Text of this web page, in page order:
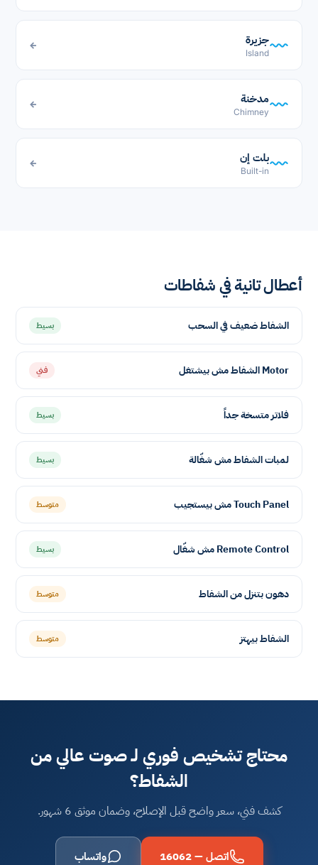
جزيرة
Island
←
مدخنة
Chimney
←
بلت إن
Built-in
←
أعطال تانية في شفاطات
الشفاط ضعيف في السحب بسيط
Motor الشفاط مش بيشتغل فني
فلاتر متسخة جداً بسيط
لمبات الشفاط مش شغّالة بسيط
Touch Panel مش بيستجيب متوسط
Remote Control مش شغّال بسيط
دهون بتنزل من الشفاط متوسط
الشفاط بيهتز متوسط
محتاج تشخيص فوري لـ صوت عالي من
الشفاط؟
كشف فني، سعر واضح قبل الإصلاح، وضمان موثق 6 شهور.
اتصل — 16062 واتساب